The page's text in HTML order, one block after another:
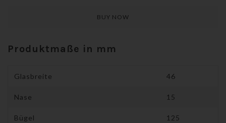
Produktmaße in mm
Glasbreite 46
Nase 15
Bügel 125